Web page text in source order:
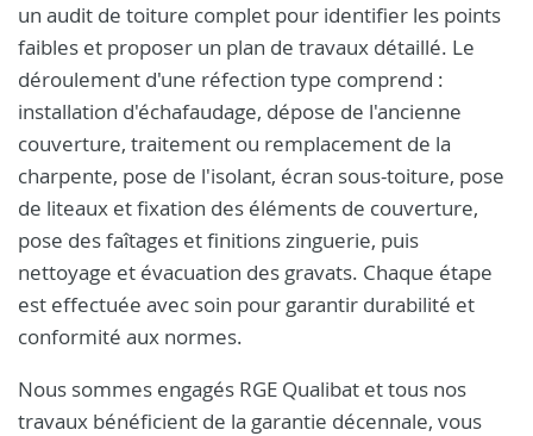
un audit de toiture complet pour identifier les points
faibles et proposer un plan de travaux détaillé. Le
déroulement d'une réfection type comprend :
installation d'échafaudage, dépose de l'ancienne
couverture, traitement ou remplacement de la
charpente, pose de l'isolant, écran sous-toiture, pose
de liteaux et fixation des éléments de couverture,
pose des faîtages et finitions zinguerie, puis
nettoyage et évacuation des gravats. Chaque étape
est effectuée avec soin pour garantir durabilité et
conformité aux normes.
Nous sommes engagés RGE Qualibat et tous nos
travaux bénéficient de la garantie décennale, vous